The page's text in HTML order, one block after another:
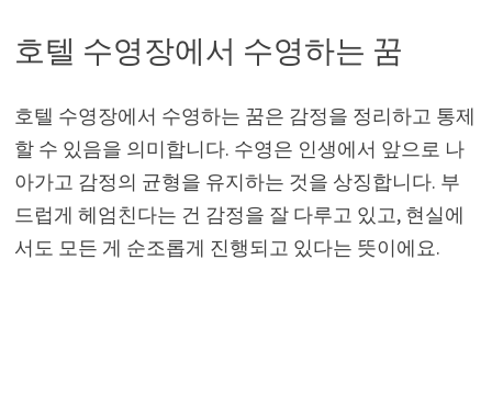
호텔 수영장에서 수영하는 꿈
호텔 수영장에서 수영하는 꿈은 감정을 정리하고 통제
할 수 있음을 의미합니다. 수영은 인생에서 앞으로 나
아가고 감정의 균형을 유지하는 것을 상징합니다. 부
드럽게 헤엄친다는 건 감정을 잘 다루고 있고, 현실에
서도 모든 게 순조롭게 진행되고 있다는 뜻이에요.